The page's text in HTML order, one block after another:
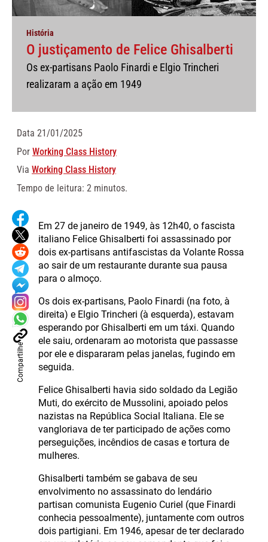
História
O justiçamento de Felice Ghisalberti
Os ex-partisans Paolo Finardi e Elgio Trincheri
realizaram a ação em 1949
Data 21/01/2025
Por Working Class History
Via Working Class History
Tempo de leitura: 2 minutos.
Compartilhe
Em 27 de janeiro de 1949, às 12h40, o fascista
italiano Felice Ghisalberti foi assassinado por
dois ex-partisans antifascistas da Volante Rossa
ao sair de um restaurante durante sua pausa
para o almoço.
Os dois ex-partisans, Paolo Finardi (na foto, à
direita) e Elgio Trincheri (à esquerda), estavam
esperando por Ghisalberti em um táxi. Quando
ele saiu, ordenaram ao motorista que passasse
por ele e dispararam pelas janelas, fugindo em
seguida.
Felice Ghisalberti havia sido soldado da Legião
Muti, do exército de Mussolini, apoiado pelos
nazistas na República Social Italiana. Ele se
vangloriava de ter participado de ações como
perseguições, incêndios de casas e tortura de
mulheres.
Ghisalberti também se gabava de seu
envolvimento no assassinato do lendário
partisan comunista Eugenio Curiel (que Finardi
conhecia pessoalmente), juntamente com outros
dois partigiani. Em 1946, apesar de ter declarado